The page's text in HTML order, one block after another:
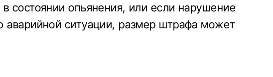
состоянии опьянения, или если нарушение
аварийной ситуации, размер штрафа может